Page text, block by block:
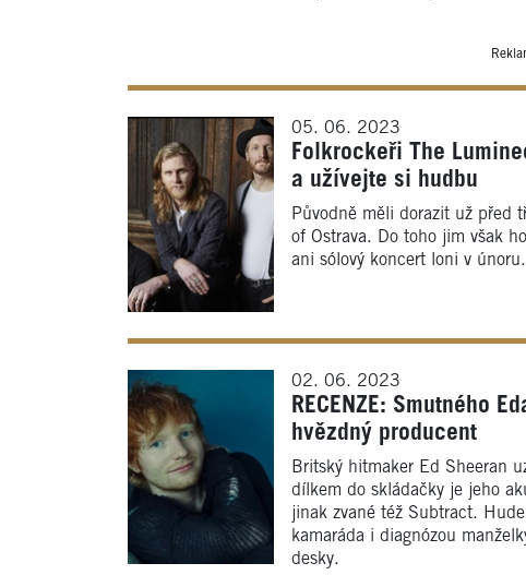
05. 06. 2023
Folkrockeři The
a užívejte si hudbu
Původně měli dorazit už před
of Ostrava. Do toho jim však
ani sólový koncert loni v únoru.
02. 06. 2023
RECENZE: Smutného
hvězdný producent
Britský hitmaker Ed Sheeran
dílkem do skládačky je jeho
jinak zvané též Subtract.
kamaráda i diagnózou
desky.